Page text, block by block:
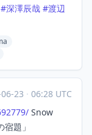
#深澤辰哉 #渡辺
23 · 06:28 UTC
Snow
題」